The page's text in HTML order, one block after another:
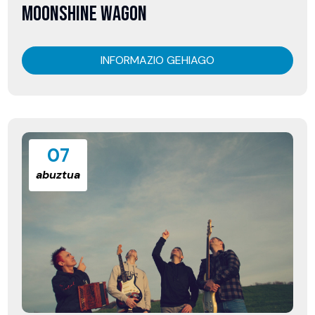
MOONSHINE WAGON
INFORMAZIO GEHIAGO
07
abuztua